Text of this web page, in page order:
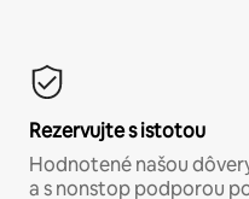
Rezervujte s istotou
Hodnotené našou
a s nonstop podporou